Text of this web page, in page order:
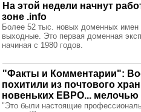
На этой недели начнут
зоне .info
Более 52 тыс. новых доменных имен
выходные. Это первая доменная
начиная с 1980 годов.
"Факты и Комментарии":
похитили из почтового
новеньких ЕВРО... мелочью
"Это были настоящие